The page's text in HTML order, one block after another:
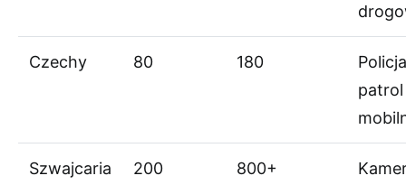
Czechy 80 180
patrol
Szwajcaria 200 800+